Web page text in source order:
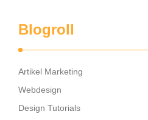
Blogroll
Artikel Marketing
Webdesign
Design Tutorials